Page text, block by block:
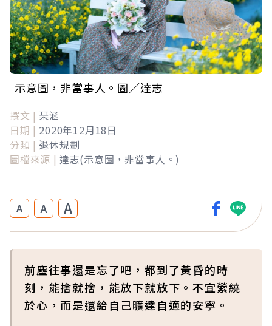
示意圖，非當事人。圖／達志
撰文 | 琹涵
日期 | 2020年12月18日
分類 | 退休規劃
圖檔來源 | 達志(示意圖，非當事人。)
A A A
前塵往事還是忘了吧，都到了黃昏的時
刻，能捨就捨，能放下就放下。不宜縈繞
於心，而是還給自己曠達自適的安寧。